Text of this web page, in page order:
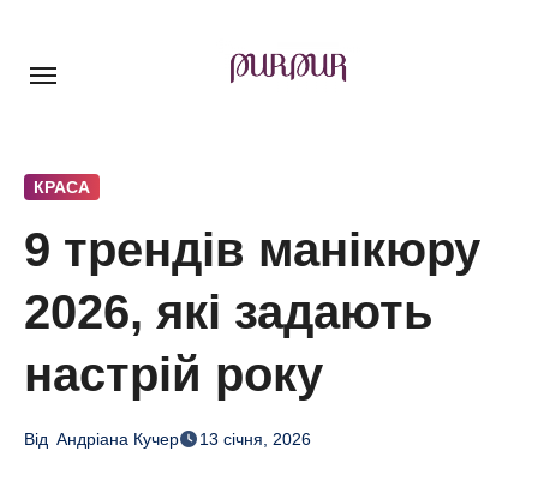
контенту
КРАСА
9 трендів манікюру
2026, які задають
настрій року
Від Андріана Кучер 13 січня, 2026